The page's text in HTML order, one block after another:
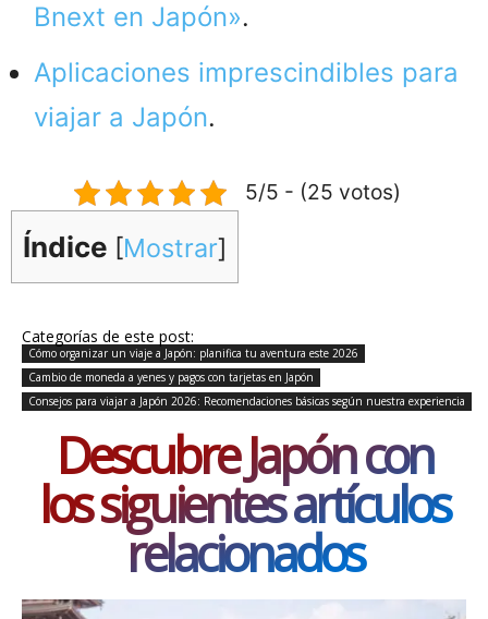
Bnext en Japón».
Aplicaciones imprescindibles para
viajar a Japón.
5/5 - (25 votos)
Índice [Mostrar]
Categorías de este post:
Cómo organizar un viaje a Japón: planifica tu aventura este 2026
Cambio de moneda a yenes y pagos con tarjetas en Japón
Consejos para viajar a Japón 2026: Recomendaciones básicas según nuestra experiencia
Descubre Japón con
los siguientes artículos
relacionados